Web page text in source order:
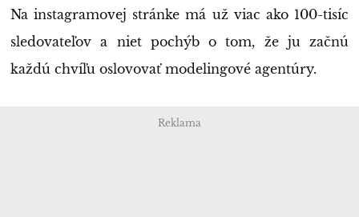
Na instagramovej stránke má už viac ako 100-tisíc
sledovateľov a niet pochýb o tom, že ju začnú
každú chvíľu oslovovať modelingové agentúry.
Reklama